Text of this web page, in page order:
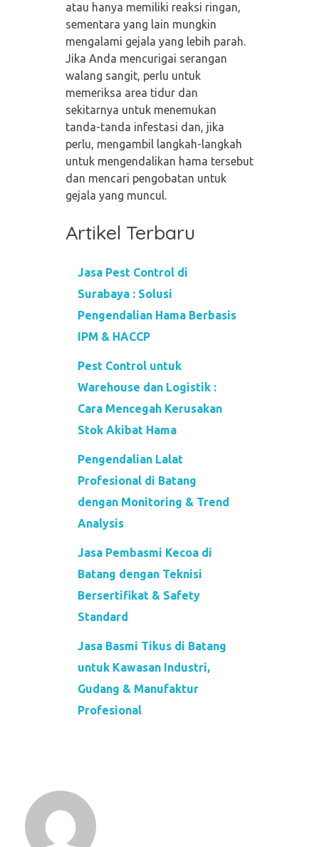
atau hanya memiliki reaksi ringan,
sementara yang lain mungkin
mengalami gejala yang lebih parah.
Jika Anda mencurigai serangan
walang sangit, perlu untuk
memeriksa area tidur dan
sekitarnya untuk menemukan
tanda-tanda infestasi dan, jika
perlu, mengambil langkah-langkah
untuk mengendalikan hama tersebut
dan mencari pengobatan untuk
gejala yang muncul.
Artikel Terbaru
Jasa Pest Control di
Surabaya : Solusi
Pengendalian Hama Berbasis
IPM & HACCP
Pest Control untuk
Warehouse dan Logistik :
Cara Mencegah Kerusakan
Stok Akibat Hama
Pengendalian Lalat
Profesional di Batang
dengan Monitoring & Trend
Analysis
Jasa Pembasmi Kecoa di
Batang dengan Teknisi
Bersertifikat & Safety
Standard
Jasa Basmi Tikus di Batang
untuk Kawasan Industri,
Gudang & Manufaktur
Profesional